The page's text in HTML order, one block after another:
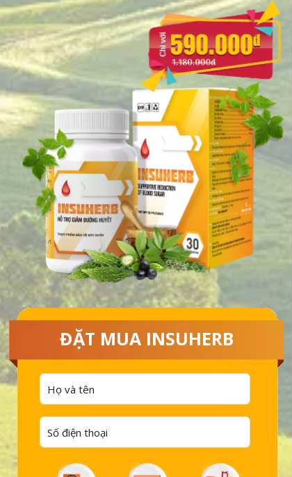
ĐẶT MUA INSUHERB